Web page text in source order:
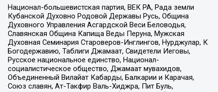
Национал-большевистская партия, ВЕК РА, Рада земли
Кубанской Духовно Родовой Державы Русь, Община
Духовного Управления Асгардской Веси Беловодья,
Славянская Община Капища Веды Перуна, Мужская
Духовная Семинария Староверов-Инглингов, Нурджулар, К
Богодержавию, Таблиги Джамаат, Свидетели Иеговы,
Русское национальное единство, Национал-
социалистическое общество, Джамаат мувахидов,
Объединенный Вилайат Кабарды, Балкарии и Карачая,
Союз славян, Ат-Такфир Валь-Хиджра, Пит Буль,